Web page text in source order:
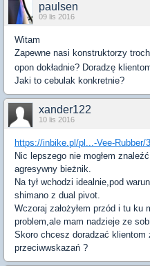
paulsen
09 lis 2016
Witam
Zapewne nasi konstruktorzy
opon dokładnie? Doradzę
Jaki to cebulak konkretnie?
xander122
10 lis 2016
https://inbike.pl/pl...-Vee-Rubber/
Nic lepszego nie mogłem
agresywny bieżnik.
Na tył wchodzi idealnie,pod
shimano z dual pivot.
Wczoraj założyłem przód i tu ku
problem,ale mam nadzieje ze
Skoro chcesz doradzać
przeciwwskazań ?